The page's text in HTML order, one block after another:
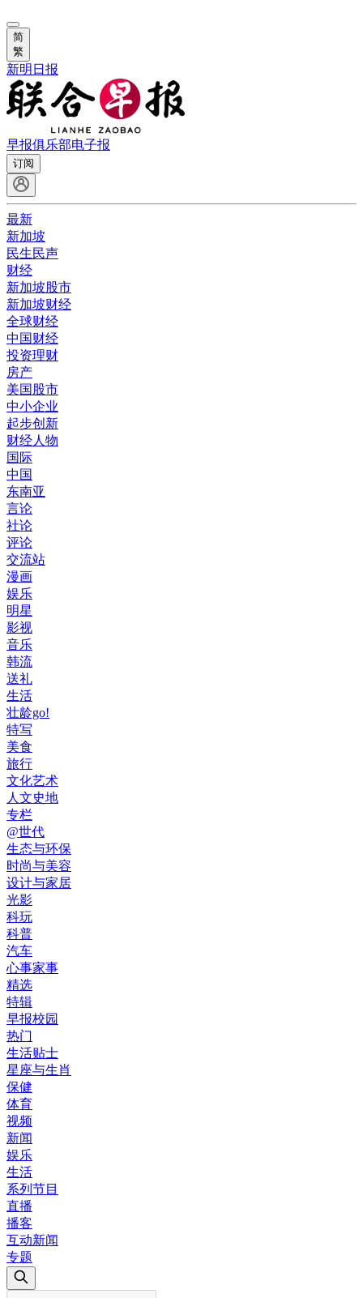
简
繁
新明日报
早报俱乐部电子报
订阅
最新
新加坡
民生民声
财经
新加坡股市
新加坡财经
全球财经
中国财经
投资理财
房产
美国股市
中小企业
起步创新
财经人物
国际
中国
东南亚
言论
社论
评论
交流站
漫画
娱乐
明星
影视
音乐
韩流
送礼
生活
壮龄go!
特写
美食
旅行
文化艺术
人文史地
专栏
@世代
生态与环保
时尚与美容
设计与家居
光影
科玩
科普
汽车
心事家事
精选
特辑
早报校园
热门
生活贴士
星座与生肖
保健
体育
视频
新闻
娱乐
生活
系列节目
直播
播客
互动新闻
专题